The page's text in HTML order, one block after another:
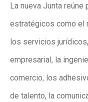
La nueva Junta
estratégicos como el
los servicios
empresarial, la
comercio, los
de talento, la